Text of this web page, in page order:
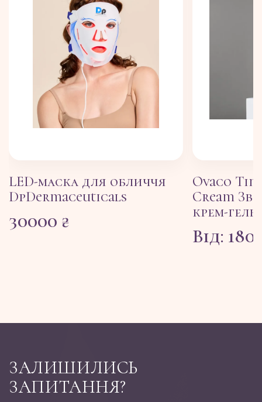
LED-маска для обличчя
DpDermaceuticals
30000 ₴
Ovaco
Cream
крем-гель
Від:
ЗАЛИШИЛИСЬ
ЗАПИТАННЯ?